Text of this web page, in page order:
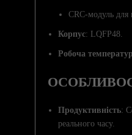
CRC-модуль для
Корпус: LQFP48.
Робоча
Продуктивність:
реального часу.